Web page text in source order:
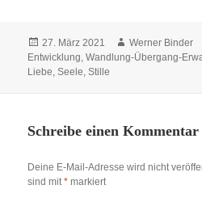
Veröffentlicht
am
27. März 2021 Autor
Werner Binder
Entwicklung,Wandlung-Übergang-
Liebe,Seele,Stille
Schreibe einen Kommentar
Deine E-Mail-Adresse wird nicht
sind mit* markiert